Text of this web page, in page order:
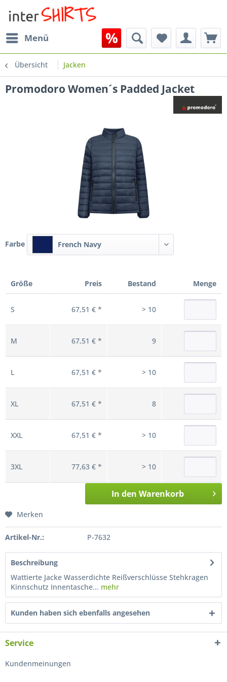
Menü
Übersicht Jacken
Promodoro Women´s Padded Jacket
Farbe French Navy
Größe Preis Bestand Menge
S 67,51 € * > 10
M 67,51 € * 9
L 67,51 € * > 10
XL 67,51 € * 8
XXL 67,51 € * > 10
3XL 77,63 € * > 10
In den Warenkorb
Merken
Artikel-Nr.: P-7632
Beschreibung
Wattierte Jacke Wasserdichte Reißverschlüsse Stehkragen
Kinnschutz Innentasche... mehr
Kunden haben sich ebenfalls angesehen
Service
Kundenmeinungen